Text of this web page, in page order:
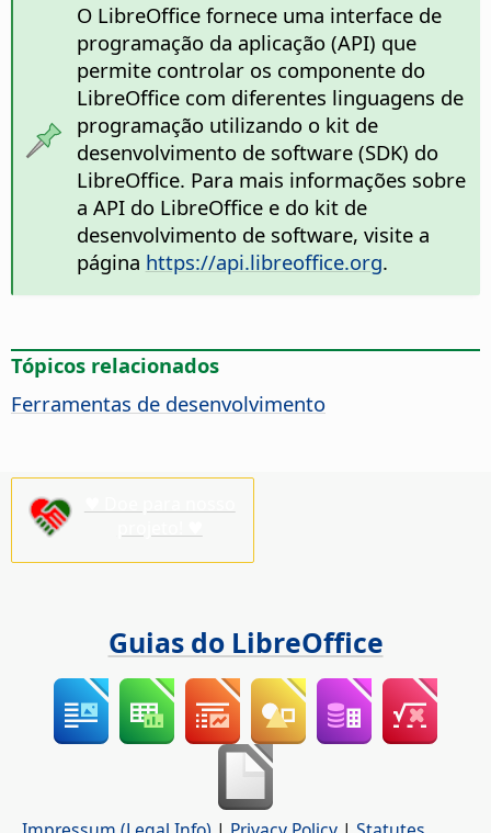
O LibreOffice fornece uma interface de
programação da aplicação (API) que
permite controlar os componente do
LibreOffice com diferentes linguagens de
programação utilizando o kit de
desenvolvimento de software (SDK) do
LibreOffice. Para mais informações sobre
a API do LibreOffice e do kit de
desenvolvimento de software, visite a
página https://api.libreoffice.org.
Tópicos relacionados
Ferramentas de desenvolvimento
Guias do LibreOffice